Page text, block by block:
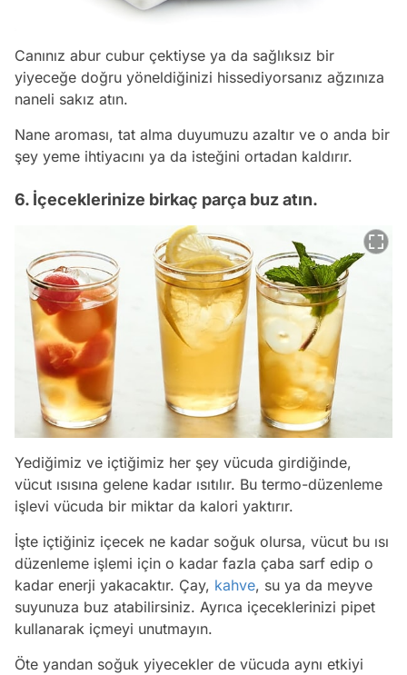
Canınız abur cubur çektiyse ya da sağlıksız bir
yiyeceğe doğru yöneldiğinizi hissediyorsanız ağzınıza
naneli sakız atın.
Nane aroması, tat alma duyumuzu azaltır ve o anda bir
şey yeme ihtiyacını ya da isteğini ortadan kaldırır.
6. İçeceklerinize birkaç parça buz atın.
Yediğimiz ve içtiğimiz her şey vücuda girdiğinde,
vücut ısısına gelene kadar ısıtılır. Bu termo-düzenleme
işlevi vücuda bir miktar da kalori yaktırır.
İşte içtiğiniz içecek ne kadar soğuk olursa, vücut bu ısı
düzenleme işlemi için o kadar fazla çaba sarf edip o
kadar enerji yakacaktır. Çay, kahve, su ya da meyve
suyunuza buz atabilirsiniz. Ayrıca içeceklerinizi pipet
kullanarak içmeyi unutmayın.
Öte yandan soğuk yiyecekler de vücuda aynı etkiyi